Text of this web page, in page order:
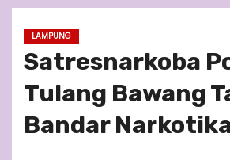
LAMPUNG
Satresnarkoba
Tulang Bawang
Bandar